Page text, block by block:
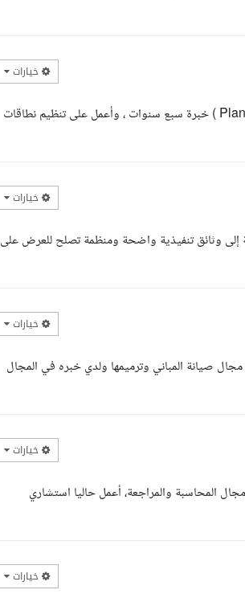
خيارات
السلام عليكم ورحمة الله وبركاته، أنا مهندس تخطيط وإدارة مشروعات ( Planning Engineer ) خبرة سبع سنوات ، وأعمل على تنظيم نطاقات
خيارات
إلى وثائق تنفيذية واضحة ومنظمة تصلح للعرض على
خيارات
في مجال صيانة المباني وترميمها ولدي خبره في المجال
خيارات
المحاسبة والمراجعة، أعمل حاليا استشاري
خيارات